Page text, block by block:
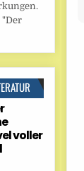
"Der
voller